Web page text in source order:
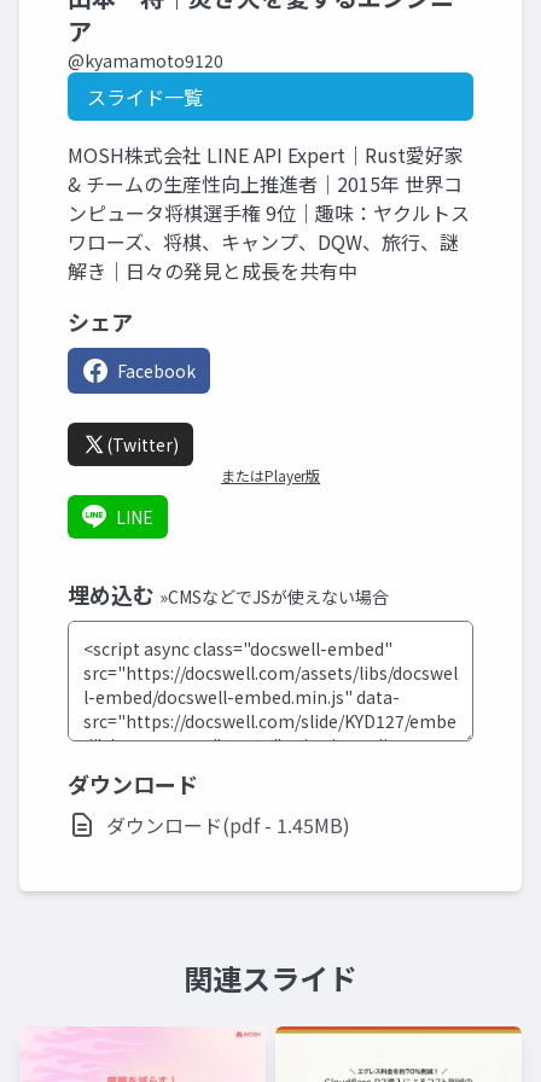
ア
@kyamamoto9120
スライド一覧
MOSH株式会社 LINE API Expert｜Rust愛好家
& チームの生産性向上推進者｜2015年 世界コ
ンピュータ将棋選手権 9位｜趣味：ヤクルトス
ワローズ、将棋、キャンプ、DQW、旅行、謎
解き｜日々の発見と成長を共有中
シェア
Facebook
(Twitter)
またはPlayer版
LINE
埋め込む »CMSなどでJSが使えない場合
ダウンロード
ダウンロード(pdf - 1.45MB)
関連スライド